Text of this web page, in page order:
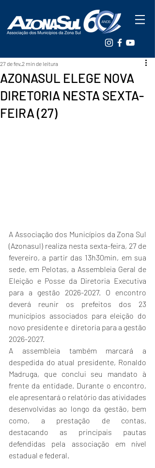
AZONASUL ELEGE NOVA
DIRETORIA NESTA SEXTA-
FEIRA (27)
27 de fev. 2 min de leitura
A Associação dos Municípios da Zona Sul
(Azonasul) realiza nesta sexta-feira, 27 de
fevereiro, a partir das 13h30min, em sua
sede, em Pelotas, a Assembleia Geral de
Eleição e Posse da Diretoria Executiva
para a gestão 2026-2027. O encontro
deverá reunir os prefeitos dos 23
municípios associados para eleição do
novo presidente e  diretoria para a gestão
2026-2027.
A assembleia também marcará a
despedida do atual presidente, Ronaldo
Madruga, que conclui seu mandato à
frente da entidade. Durante o encontro,
ele apresentará o relatório das atividades
desenvolvidas ao longo da gestão, bem
como, a prestação de contas,
destacando as principais pautas
defendidas pela associação em nível
estadual e federal.